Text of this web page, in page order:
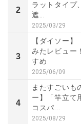
2
ラットタイプ
遮...
2025/03/29
3
【ダイソー
みたレビュー
すめ
2025/06/09
4
またすごいも
ー】「竿立て
コスパ...
2025/08/29